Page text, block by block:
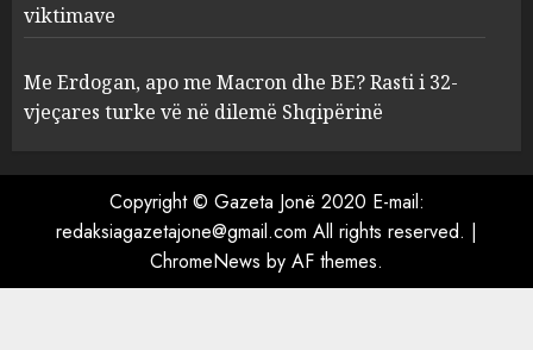
5
viktimave
Me Erdogan, apo me Macron dhe BE? Rasti i 32-
vjeçares turke vë në dilemë Shqipërinë
Copyright © Gazeta Jonë 2020 E-mail:
redaksiagazetajone@gmail.com All rights reserved. |
ChromeNews by AF themes.